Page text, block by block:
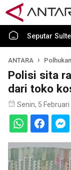
Seputar
ANTARA
Polisi sita
dari toko
Senin, 5